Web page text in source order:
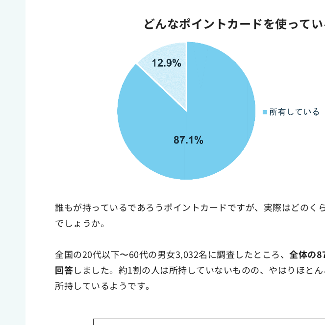
どんなポイントカードを使ってい
誰もが持っているであろうポイントカードですが、実際はどのく
でしょうか。
全国の20代以下〜60代の男女3,032名に調査したところ、 全体の
回答しました。約1割の人は所持していないものの、やはりほと
所持しているようです。